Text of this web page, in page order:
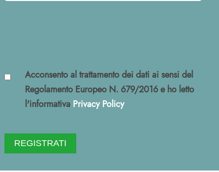
Acconsento al trattamento dei dati ai sensi del
Regolamento Europeo N. 679/2016 e ho letto
l'informativa Privacy Policy